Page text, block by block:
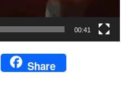
00:41
PrintFriendly
Share